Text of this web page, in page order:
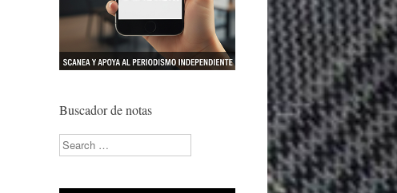
Buscador de notas
Search